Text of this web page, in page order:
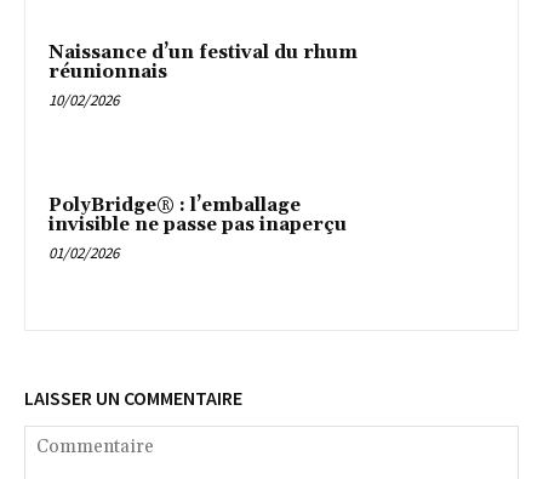
Naissance d’un festival du rhum
réunionnais
10/02/2026
PolyBridge® : l’emballage
invisible ne passe pas inaperçu
01/02/2026
LAISSER UN COMMENTAIRE